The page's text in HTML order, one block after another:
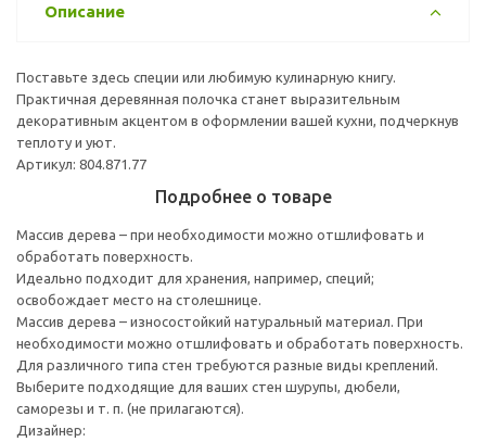
Описание
Поставьте здесь специи или любимую кулинарную книгу.
Практичная деревянная полочка станет выразительным
декоративным акцентом в оформлении вашей кухни, подчеркнув
теплоту и уют.
Артикул: 804.871.77
Подробнее о товаре
Массив дерева – при необходимости можно отшлифовать и
обработать поверхность.
Идеально подходит для хранения, например, специй;
освобождает место на столешнице.
Массив дерева – износостойкий натуральный материал. При
необходимости можно отшлифовать и обработать поверхность.
Для различного типа стен требуются разные виды креплений.
Выберите подходящие для ваших стен шурупы, дюбели,
саморезы и т. п. (не прилагаются).
Дизайнер: